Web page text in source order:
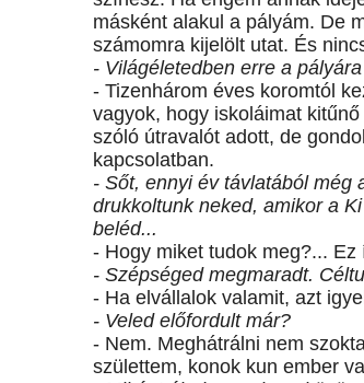
másként alakul a pályám. De
számomra kijelölt utat. És
- Világéletedben erre a
- Tizenhárom éves koromtól
vagyok, hogy iskoláimat
szóló útravalót adott, de
kapcsolatban.
- Sőt, ennyi év távlatából még
drukkoltunk neked, amikor a
beléd...
- Hogy miket tudok meg?... Ez
- Szépséged megmaradt.
- Ha elvállalok valamit, azt
- Veled előfordult már?
- Nem. Meghátrálni nem
születtem, konok kun ember